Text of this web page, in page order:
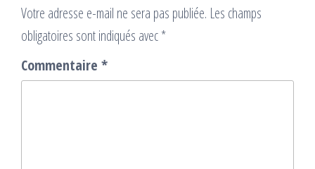
Votre adresse e-mail ne sera pas publiée. Les champs
obligatoires sont indiqués avec*
Commentaire *